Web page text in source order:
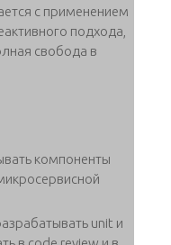
с применением
подхода,
свобода в
компоненты
unit и